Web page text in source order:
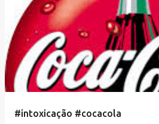
#intoxicação #cocacola